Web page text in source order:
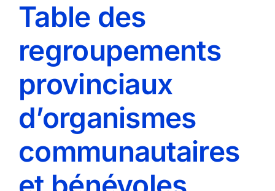
Table des
regroupements
provinciaux
d’organismes
communautaires